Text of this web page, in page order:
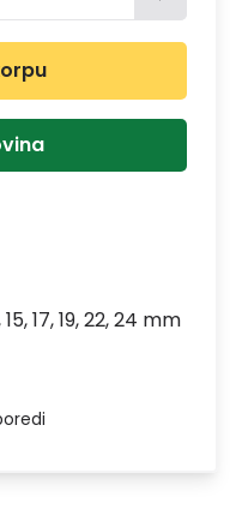
15, 17, 19, 22, 24 mm